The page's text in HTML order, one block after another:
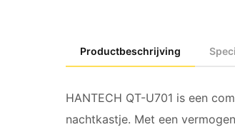
Productbeschrijving
HANTECH QT-U701 is een
nachtkastje. Met een